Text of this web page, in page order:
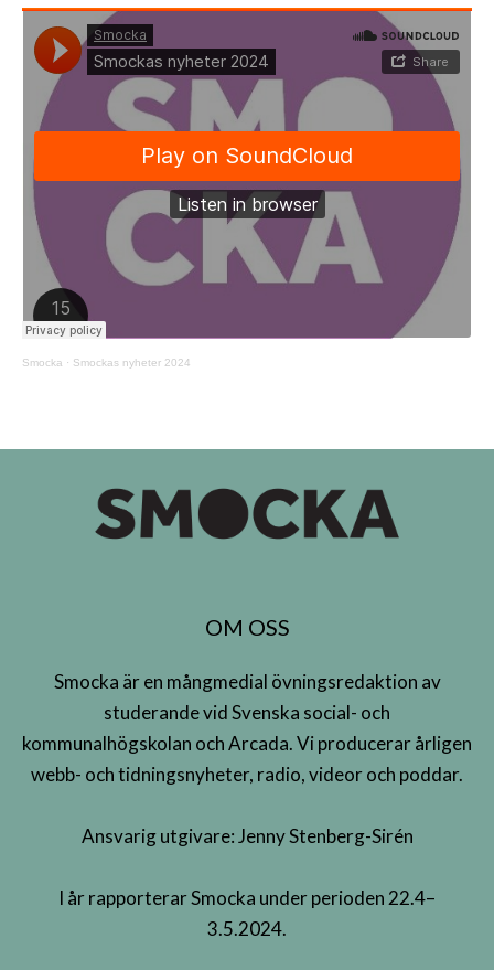
Smocka · Smockas nyheter 2024
OM OSS
Smocka är en mångmedial övningsredaktion av
studerande vid Svenska social- och
kommunalhögskolan och Arcada. Vi producerar årligen
webb- och tidningsnyheter, radio, videor och poddar.
Ansvarig utgivare: Jenny Stenberg-Sirén
I år rapporterar Smocka under perioden 22.4–
3.5.2024.